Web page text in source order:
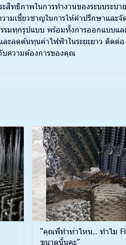
สิทธิภาพในการทำงานของระบบระบ
มเชี่ยวชาญในการให้คำปรึกษาและ
รมทุกรูปแบบ พร้อมทั้งการออกแบบ
ละลดต้นทุนค่าไฟฟ้าในระยะยาว ติด
บความต้องการของคุณ
“คุณพี่ทำท่าไหน.. ทำไม
ขนาดนั้นคะ”